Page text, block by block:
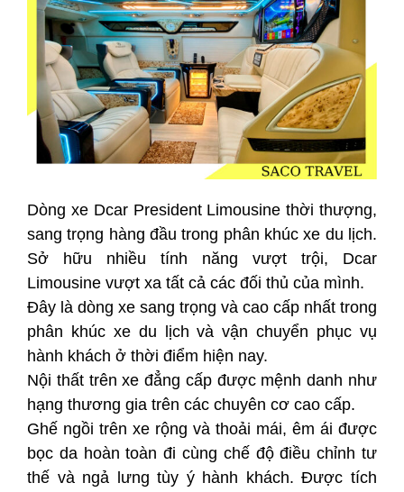
Dòng xe Dcar President Limousine thời thượng,
sang trọng hàng đầu trong phân khúc xe du lịch.
Sở hữu nhiều tính năng vượt trội, Dcar
Limousine vượt xa tất cả các đối thủ của mình.
Đây là dòng xe sang trọng và cao cấp nhất trong
phân khúc xe du lịch và vận chuyển phục vụ
hành khách ở thời điểm hiện nay.
Nội thất trên xe đẳng cấp được mệnh danh như
hạng thương gia trên các chuyên cơ cao cấp.
Ghế ngồi trên xe rộng và thoải mái, êm ái được
bọc da hoàn toàn đi cùng chế độ điều chỉnh tư
thế và ngả lưng tùy ý hành khách.Được tích